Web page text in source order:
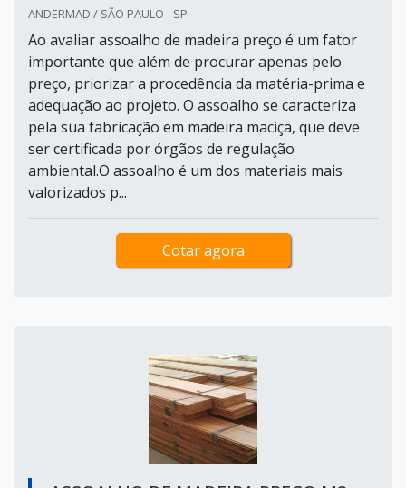
ANDERMAD / SÃO PAULO - SP
Ao avaliar assoalho de madeira preço é um fator
importante que além de procurar apenas pelo
preço, priorizar a procedência da matéria-prima e
adequação ao projeto. O assoalho se caracteriza
pela sua fabricação em madeira maciça, que deve
ser certificada por órgãos de regulação
ambiental.O assoalho é um dos materiais mais
valorizados p...
Cotar agora